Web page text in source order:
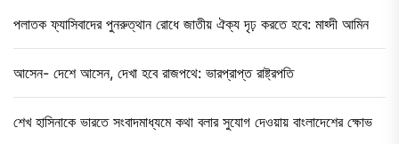
পলাতক ফ্যাসিবাদের পুনরুত্থান রোধে জাতীয় ঐক্য দৃঢ় করতে হবে: মাহ্দী আমিন
আসেন- দেশে আসেন, দেখা হবে রাজপথে: ভারপ্রাপ্ত রাষ্ট্রপতি
শেখ হাসিনাকে ভারতে সংবাদমাধ্যমে কথা বলার সুযোগ দেওয়ায় বাংলাদেশের ক্ষোভ